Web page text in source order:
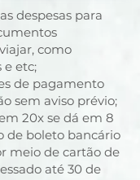
despesas para
como
e etc;
de pagamento
sem aviso prévio;
20x se dá em 8
de boleto bancário
meio de cartão de
até 30 de